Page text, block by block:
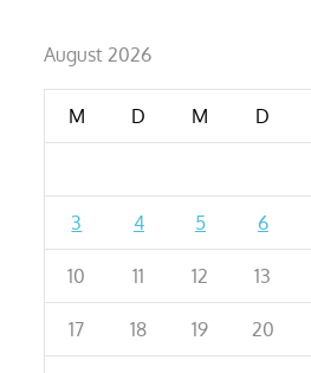
August 2026
M D M D
3 4 5 6
10 11 12 13
17 18 19 20